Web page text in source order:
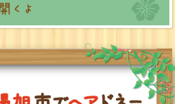
くよ